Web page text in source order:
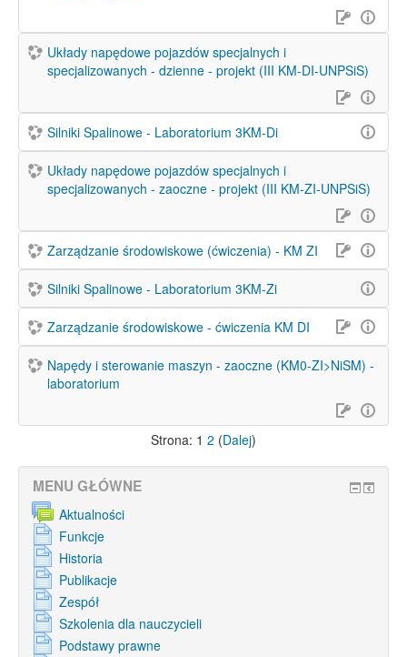
Układy napędowe pojazdów specjalnych i
specjalizowanych - dzienne - projekt (III KM-DI-UNPSiS)
Silniki Spalinowe - Laboratorium 3KM-Di
Układy napędowe pojazdów specjalnych i
specjalizowanych - zaoczne - projekt (III KM-ZI-UNPSiS)
Zarządzanie środowiskowe (ćwiczenia) - KM ZI
Silniki Spalinowe - Laboratorium 3KM-Zi
Zarządzanie środowiskowe - ćwiczenia KM DI
Napędy i sterowanie maszyn - zaoczne (KM0-ZI>NiSM) -
laboratorium
Strona: 1 2 (Dalej)
MENU GŁÓWNE
Aktualności
Funkcje
Historia
Publikacje
Zespół
Szkolenia dla nauczycieli
Podstawy prawne